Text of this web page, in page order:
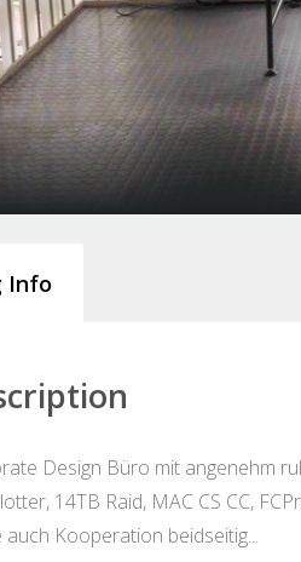
Info
Design Büro mit angenehm
14TB Raid, MAC CS CC,
auch Kooperation beidseitig...